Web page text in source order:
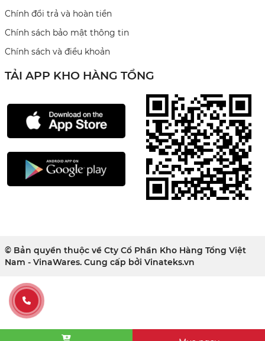
Chính đổi trả và hoàn tiền
Chính sách bảo mật thông tin
Chính sách và điều khoản
TẢI APP KHO HÀNG TỔNG
© Bản quyền thuộc về Cty Cổ Phần Kho Hàng Tổng Việt
Nam - VinaWares. Cung cấp bởi Vinateks.vn